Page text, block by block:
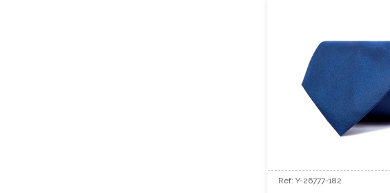
Ref: Y-26777-182